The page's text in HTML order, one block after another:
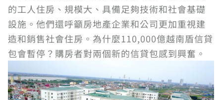
的工人住房、規模大、具備足夠技術和社會基礎
設施。他們還呼籲房地產企業和公司更加重視建
造和銷售社會住房。為什麼110,000億越南盾信貸
包會暫停？購房者對兩個新的信貸包感到興奮。